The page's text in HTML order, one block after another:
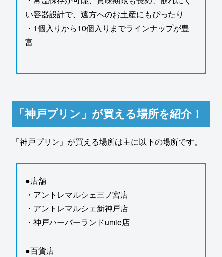
い容器設計で、遠方へのお土産にもぴったり
・1個入りから10個入りまでラインナップが豊
富
「神戸プリン」が買える場所を紹介！
「神戸プリン」が買える場所は主に以下の場所です。
●店舗
・アントレマルシェ三ノ宮店
・アントレマルシェ新神戸店
・神戸ハーバーランドumie店
●百貨店